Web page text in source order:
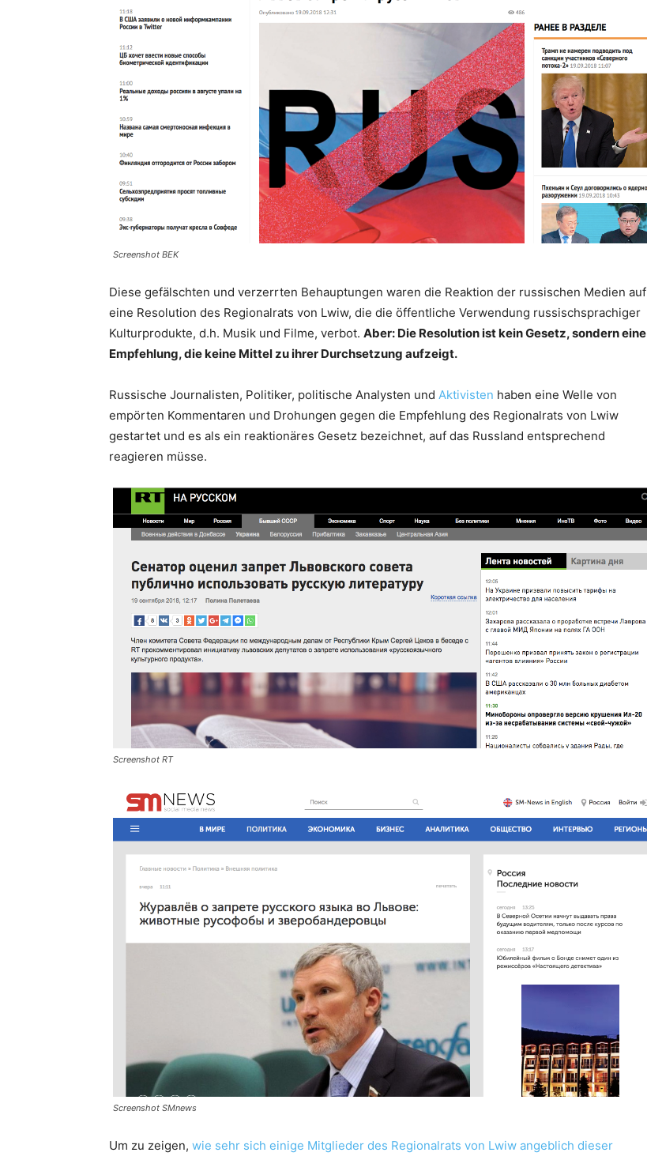
Screenshot BEK
Diese gefälschten und verzerrten Behauptungen waren die Reaktion der russischen Medien auf
eine Resolution des Regionalrats von Lwiw, die die öffentliche Verwendung russischsprachiger
Kulturprodukte, d.h. Musik und Filme, verbot. Aber: Die Resolution ist kein Gesetz, sondern eine
Empfehlung, die keine Mittel zu ihrer Durchsetzung aufzeigt.
Russische Journalisten, Politiker, politische Analysten und Aktivisten haben eine Welle von
empörten Kommentaren und Drohungen gegen die Empfehlung des Regionalrats von Lwiw
gestartet und es als ein reaktionäres Gesetz bezeichnet, auf das Russland entsprechend
reagieren müsse.
Screenshot RT
Screenshot SMnews
Um zu zeigen, wie sehr sich einige Mitglieder des Regionalrats von Lwiw angeblich dieser